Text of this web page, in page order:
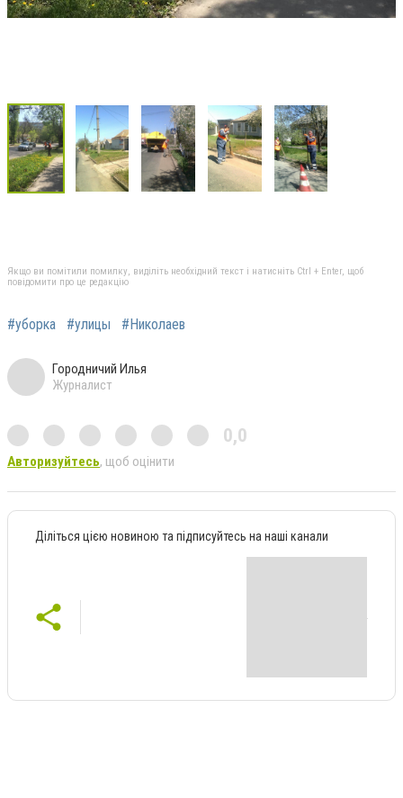
Якщо ви помітили помилку, виділіть необхідний текст і натисніть Ctrl + Enter, щоб
повідомити про це редакцію
#уборка #улицы #Николаев
Городничий Илья
Журналист
0,0
Авторизуйтесь, щоб оцінити
Діліться цією новиною та підписуйтесь на наші канали